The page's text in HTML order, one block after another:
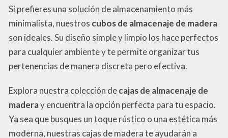
Si prefieres una solución de almacenamiento más
minimalista, nuestros cubos de almacenaje de madera
son ideales. Su diseño simple y limpio los hace perfectos
para cualquier ambiente y te permite organizar tus
pertenencias de manera discreta pero efectiva.
Explora nuestra colección decajas de almacenaje de
maderay encuentra la opción perfecta para tu espacio.
Ya sea que busques un toque rústico o una estética más
moderna, nuestras cajas de madera te ayudarán a